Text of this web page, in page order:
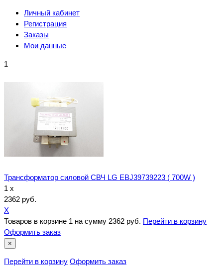
Личный кабинет
Регистрация
Заказы
Мои данные
1
Трансформатор силовой СВЧ LG EBJ39739223 ( 700W )
1 x
2362 руб.
X
Товаров в корзине 1 на сумму 2362 руб. Перейти в корзину
Оформить заказ
×
Перейти в корзину Оформить заказ